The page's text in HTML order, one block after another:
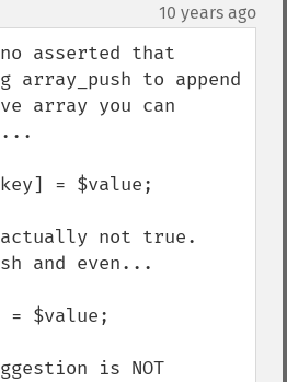
10 years ago
asserted that
array_push to append
array you can
not true.
and even...
is NOT